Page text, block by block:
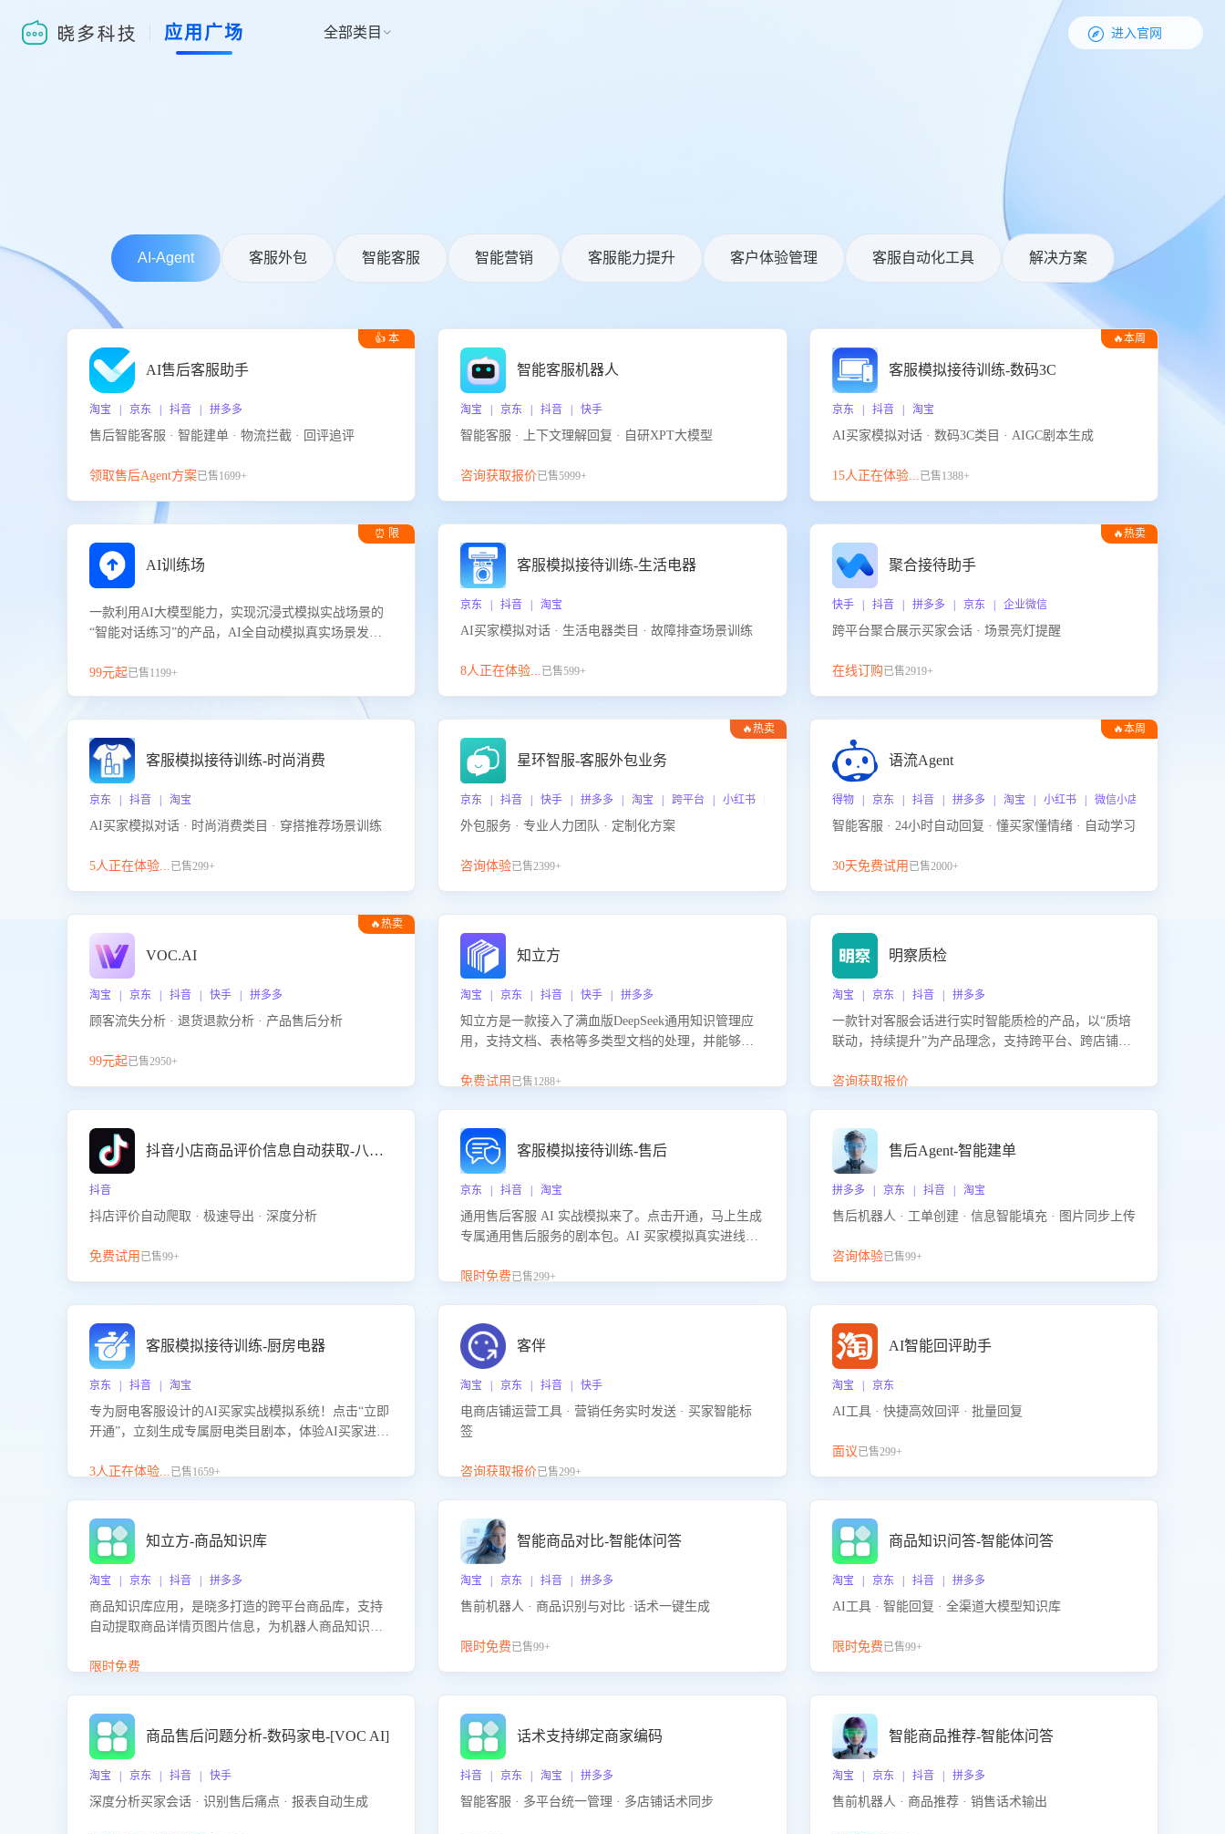
应用广场 全部类目   进入官网
AI-Agent 客服外包 智能客服 智能营销 客服能力提升 客户体验管理 客服自动化工具 解决方案
👍 本
AI售后客服助手
淘宝 | 京东 | 抖音 | 拼多多
售后智能客服 · 智能建单 · 物流拦截 · 回评追评
领取售后Agent方案已售1699+
智能客服机器人
淘宝 | 京东 | 抖音 | 快手
智能客服 · 上下文理解回复 · 自研XPT大模型
咨询获取报价已售5999+
🔥本周
客服模拟接待训练-数码3C
京东 | 抖音 | 淘宝
AI买家模拟对话 · 数码3C类目 · AIGC剧本生成
15人正在体验...已售1388+
⏰ 限
AI训练场
一款利用AI大模型能力，实现沉浸式模拟实战场景的
“智能对话练习”的产品，AI全自动模拟真实场景发生
提升客服团队的销服能力。
99元起已售1199+
客服模拟接待训练-生活电器
京东 | 抖音 | 淘宝
AI买家模拟对话 · 生活电器类目 · 故障排查场景训练
8人正在体验...已售599+
🔥热卖
聚合接待助手
快手 | 抖音 | 拼多多 | 京东 | 企业微信
跨平台聚合展示买家会话 · 场景亮灯提醒
在线订购已售2919+
客服模拟接待训练-时尚消费
京东 | 抖音 | 淘宝
AI买家模拟对话 · 时尚消费类目 · 穿搭推荐场景训练
5人正在体验...已售299+
🔥热卖
星环智服-客服外包业务
京东 | 抖音 | 快手 | 拼多多 | 淘宝 | 跨平台 | 小红书 | 得物 | 企业微信
外包服务 · 专业人力团队 · 定制化方案
咨询体验已售2399+
🔥本周
语流Agent
得物 | 京东 | 抖音 | 拼多多 | 淘宝 | 小红书 | 微信小店 | 快手 | 唯品
智能客服 · 24小时自动回复 · 懂买家懂情绪 · 自动学习
30天免费试用 已售2000+
🔥热卖
VOC.AI
淘宝 | 京东 | 抖音 | 快手 | 拼多多
顾客流失分析 · 退货退款分析 · 产品售后分析
99元起已售2950+
知立方
淘宝 | 京东 | 抖音 | 快手 | 拼多多
知立方是一款接入了满血版DeepSeek通用知识管理应
用，支持文档、表格等多类型文档的处理，并能够基
景提供强大的知识支持，帮助用户高效管理和利用知
免费试用 已售1288+
明察质检
淘宝 | 京东 | 抖音 | 拼多多
一款针对客服会话进行实时智能质检的产品，以“质培
联动，持续提升”为产品理念，支持跨平台、跨店铺的
联动，持续提升客服团队的销服能力。
咨询获取报价
抖音小店商品评价信息自动获取-八爪鱼
抖音
抖店评价自动爬取 · 极速导出 · 深度分析
免费试用 已售99+
客服模拟接待训练-售后
京东 | 抖音 | 淘宝
通用售后客服 AI 实战模拟来了。点击开通，马上生成
专属通用售后服务的剧本包。AI 买家模拟真实进线咨
咨询等售后场景的应对要点，轻松提升服务能力。
限时免费已售299+
售后Agent-智能建单
拼多多 | 京东 | 抖音 | 淘宝
售后机器人 · 工单创建 · 信息智能填充 · 图片同步上传
咨询体验已售99+
客服模拟接待训练-厨房电器
京东 | 抖音 | 淘宝
专为厨电客服设计的AI买家实战模拟系统！点击“立即
开通”，立刻生成专属厨电类目剧本，体验AI买家进线
能咨询”等真实场景应对技巧！
3人正在体验...已售1659+
客伴
淘宝 | 京东 | 抖音 | 快手
电商店铺运营工具 · 营销任务实时发送 · 买家智能标
签
咨询获取报价已售299+
AI智能回评助手
淘宝 | 京东
AI工具 · 快捷高效回评 · 批量回复
面议已售299+
知立方-商品知识库
淘宝 | 京东 | 抖音 | 拼多多
商品知识库应用，是晓多打造的跨平台商品库，支持
自动提取商品详情页图片信息，为机器人商品知识问
商品知识。
限时免费
智能商品对比-智能体问答
淘宝 | 京东 | 抖音 | 拼多多
售前机器人 · 商品识别与对比 ·话术一键生成
限时免费已售99+
商品知识问答-智能体问答
淘宝 | 京东 | 抖音 | 拼多多
AI工具 · 智能回复 · 全渠道大模型知识库
限时免费已售99+
商品售后问题分析-数码家电-[VOC AI]
淘宝 | 京东 | 抖音 | 快手
深度分析买家会话 · 识别售后痛点 · 报表自动生成
话术支持绑定商家编码
抖音 | 京东 | 淘宝 | 拼多多
智能客服 · 多平台统一管理 · 多店铺话术同步
智能商品推荐-智能体问答
淘宝 | 京东 | 抖音 | 拼多多
售前机器人 · 商品推荐 · 销售话术输出